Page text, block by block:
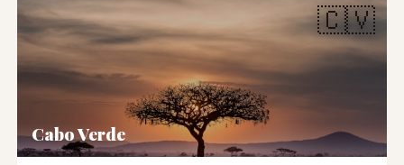
🇨🇻
Cabo Verde